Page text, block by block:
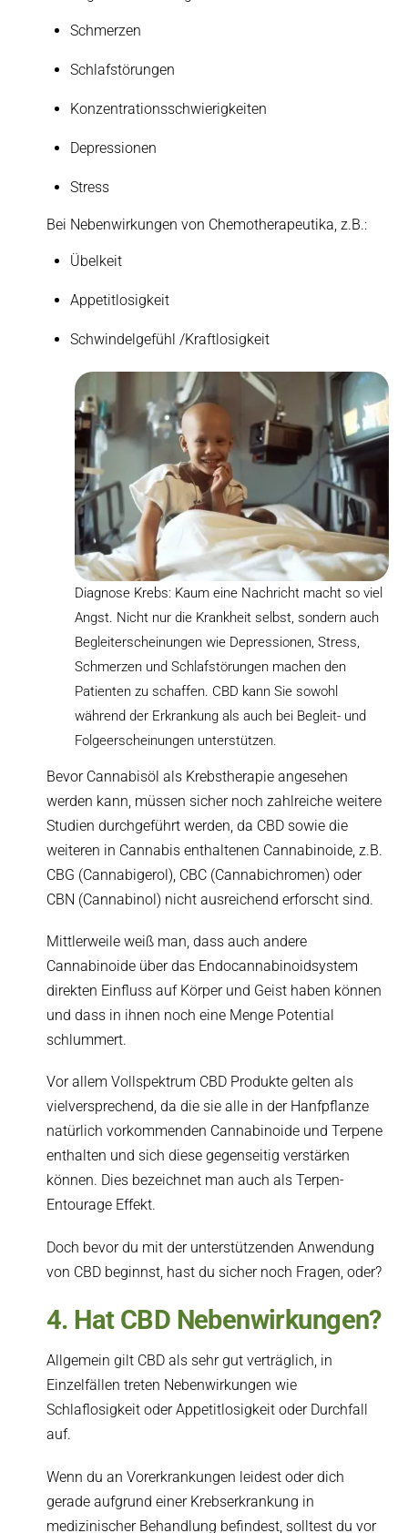
Schmerzen
Schlafstörungen
Konzentrationsschwierigkeiten
Depressionen
Stress
Bei Nebenwirkungen von Chemotherapeutika, z.B.:
Übelkeit
Appetitlosigkeit
Schwindelgefühl /Kraftlosigkeit
Diagnose Krebs: Kaum eine Nachricht macht so viel
Angst. Nicht nur die Krankheit selbst, sondern auch
Begleiterscheinungen wie Depressionen, Stress,
Schmerzen und Schlafstörungen machen den
Patienten zu schaffen. CBD kann Sie sowohl
während der Erkrankung als auch bei Begleit- und
Folgeerscheinungen unterstützen.
Bevor Cannabisöl als Krebstherapie angesehen
werden kann, müssen sicher noch zahlreiche weitere
Studien durchgeführt werden, da CBD sowie die
weiteren in Cannabis enthaltenen Cannabinoide, z.B.
CBG (Cannabigerol), CBC (Cannabichromen) oder
CBN (Cannabinol) nicht ausreichend erforscht sind.
Mittlerweile weiß man, dass auch andere
Cannabinoide über das Endocannabinoidsystem
direkten Einfluss auf Körper und Geist haben können
und dass in ihnen noch eine Menge Potential
schlummert.
Vor allem Vollspektrum CBD Produkte gelten als
vielversprechend, da die sie alle in der Hanfpflanze
natürlich vorkommenden Cannabinoide und Terpene
enthalten und sich diese gegenseitig verstärken
können. Dies bezeichnet man auch als Terpen-
Entourage Effekt.
Doch bevor du mit der unterstützenden Anwendung
von CBD beginnst, hast du sicher noch Fragen, oder?
4. Hat CBD Nebenwirkungen?
Allgemein gilt CBD als sehr gut verträglich, in
Einzelfällen treten Nebenwirkungen wie
Schlaflosigkeit oder Appetitlosigkeit oder Durchfall
auf.
Wenn du an Vorerkrankungen leidest oder dich
gerade aufgrund einer Krebserkrankung in
medizinischer Behandlung befindest, solltest du vor